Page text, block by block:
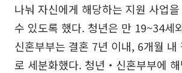
나눠 자신에게 해당하는 지원 사업
수 있도록 했다. 청년은 만 19~34세
신혼부부는 결혼 7년 이내, 6개월 내
로 세분화했다. 청년‧신혼부부에 해